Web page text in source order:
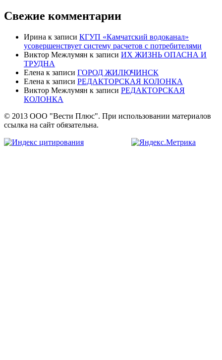
Свежие комментарии
Ирина к записи КГУП «Камчатский водоканал»
усовершенствует систему расчетов с потребителями
Виктор Межлумян к записи ИХ ЖИЗНЬ ОПАСНА И
ТРУДНА
Елена к записи ГОРОД ЖИЛЮЧИНСК
Елена к записи РЕДАКТОРСКАЯ КОЛОНКА
Виктор Межлумян к записи РЕДАКТОРСКАЯ
КОЛОНКА
© 2013 ООО "Вести Плюс". При использовании материалов
ссылка на сайт обязательна.